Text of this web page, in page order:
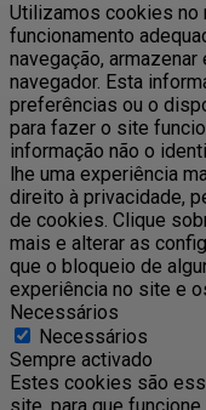
Utilizamos cookies no
funcionamento
navegação,
navegador. Esta
preferências ou o
para fazer o site
informação não o
lhe uma experiência
direito à privacidade,
de cookies. Clique
mais e alterar as
que o bloqueio de
experiência no site e
Necessários
Necessários
Sempre activado
Estes cookies são